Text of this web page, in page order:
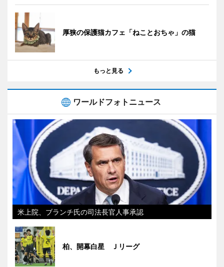
厚狭の保護猫カフェ「ねことおちゃ」の猫
もっと見る
ワールドフォトニュース
米上院、ブランチ氏の司法長官人事承認
柏、開幕白星 Ｊリーグ